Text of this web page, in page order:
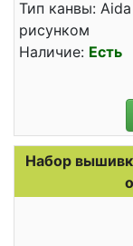
Тип канвы:
рисунком
Наличие: Есть
Набор